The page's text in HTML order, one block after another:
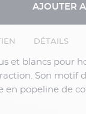
AJOUTER
DÉTAILS
Son motif
en popeline de
impeccable.